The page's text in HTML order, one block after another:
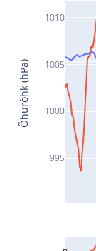
995
1000
1005
1010
Õhurõhk (hPa)